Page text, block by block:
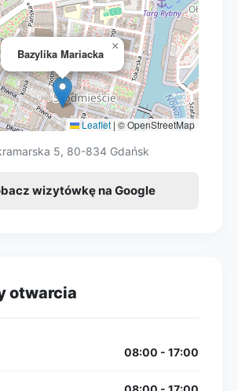
jest raczej starszym
względu na dużą liczbę
zabrać wodę i wygodne
Bazylika Mariacka
×
Leaflet | © OpenStreetMap
5, 80-834 Gdańsk
wizytówkę na Google
otwarcia
08:00 - 17:00